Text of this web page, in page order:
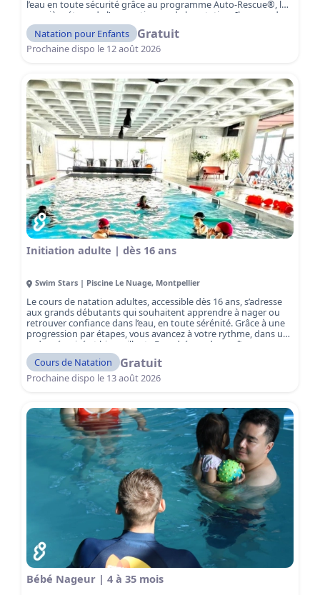
l’eau en toute sécurité grâce au programme Auto-Rescue®, la
première étape de l’apprentissage de la natation. Il apprendra
les réflexes de survie essentiels en cas de chute dans l’eau tout
en découvrant les bases pour nager. Sous l’œil attentif de
maîtres-nageurs qualifiés, votre enfant apprendra à sauter,
flotter, nager et sortir de l’eau seul, dans un environnement
maintenant !
Natation pour Enfants Gratuit
Prochaine dispo le 12 août 2026
Initiation adulte | dès 16 ans
Swim Stars | Piscine Le Nuage, Montpellier
Le cours de natation adultes, accessible dès 16 ans, s’adresse
aux grands débutants qui souhaitent apprendre à nager ou
retrouver confiance dans l’eau, en toute sérénité. Grâce à une
progression par étapes, vous avancez à votre rythme, dans un
cadre sécurisé et bienveillant. Encadré par des maîtres-
nageurs qualifiés, vous apprenez les bases essentielles de la
natation : respiration, équilibre, flottaison et déplacements,
pour devenir autonome dans l’eau, même lorsque vous n’avez
plus pied. Ici, pas de pression ni de jugement : l’objectif est
gratuite et osez enfin vous sentir à l’aise dans l’eau !
Cours de Natation Gratuit
Prochaine dispo le 13 août 2026
Bébé Nageur | 4 à 35 mois